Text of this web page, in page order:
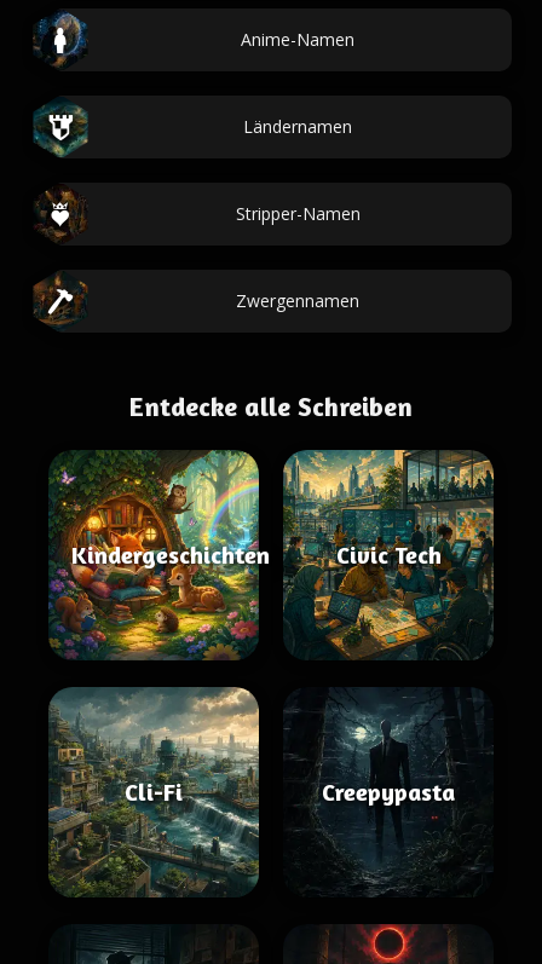
Anime-Namen
Ländernamen
Stripper-Namen
Zwergennamen
Entdecke alle Schreiben
Kindergeschichten Civic Tech
Cli-Fi Creepypasta